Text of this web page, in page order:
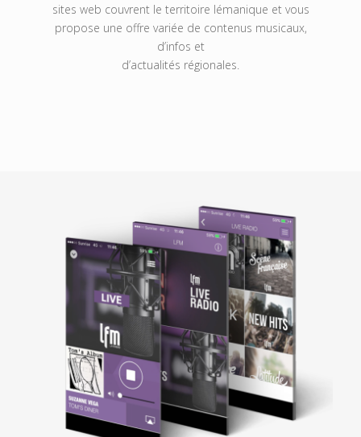
sites web couvrent le territoire lémanique et vous
propose une offre variée de contenus musicaux,
d’infos et
d’actualités régionales.